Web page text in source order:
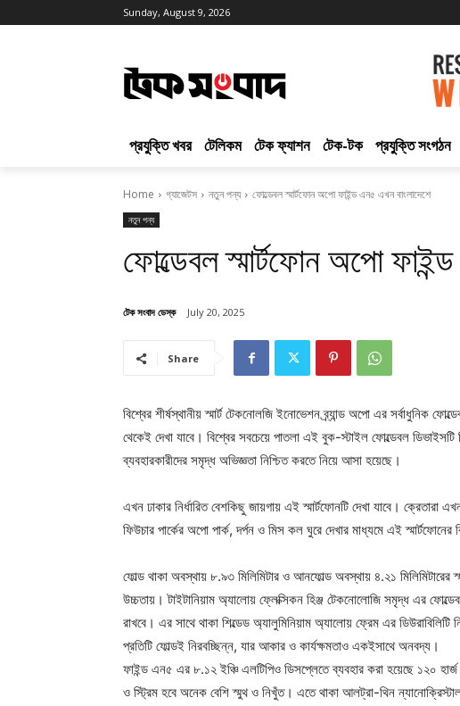
Sunday, August 9, 2026
প্রযুক্তি খবর টেলিকম টেক ফ্যাশন টেক-টক প্রযুক্তি সংগঠন
Home গ্যাজেটস নতুন পন্য ফোল্ডেবল স্মার্টফোন অপো ফাইন্ড এন৫ এখন বাংলাদেশে
নতুন পন্য
ফোল্ডেবল স্মার্টফোন অপো
টেক সংবাদ ডেস্ক July 20, 2025
Share
বিশ্বের শীর্ষস্থানীয় স্মার্ট টেকনোলজি ইনোভেশন ব্র্যান্ড অপো এর সর্বাধুনিক
থেকেই দেখা যাবে। বিশ্বের সবচেয়ে পাতলা এই বুক-স্টাইল ফোল্ডেবল ডিভাইসটি
ব্যবহারকারীদের সমৃদ্ধ অভিজ্ঞতা নিশ্চিত করতে নিয়ে আসা হয়েছে।
এখন ঢাকার নির্ধারিত বেশকিছু জায়গায় এই স্মার্টফোনটি দেখা যাবে।
ফিউচার পার্কের অপো পার্ক, দর্পন ও মিস কল ঘুরে দেখার মাধ্যমে এই
ফোল্ড থাকা অবস্থায় ৮.৯৩ মিলিমিটার ও আনফোল্ড অবস্থায় ৪.২১
উচ্চতায়। টাইটানিয়াম অ্যালোয় ফ্লেক্সিকন হিঞ্জ টেকনোলোজি সমৃদ্ধ এর
রাখবে। এর সাথে থাকা শিল্ডেড অ্যালুমিনিয়াম অ্যালোয় ফ্রেম এর
প্রতিটি ফোল্ডই নিরবচ্ছিন্ন, যার আকার ও কার্যক্ষমতাও একইসাথে অনবদ্য।
ফাইন্ড এন৫ এর ৮.১২ ইঞ্চি এলটিপিও ডিসপ্লেতে ব্যবহার করা হয়েছে ১২০
ও স্ট্রিম হবে অনেক বেশি স্মুথ ও নিখুঁত। এতে থাকা আলট্রা-থিন